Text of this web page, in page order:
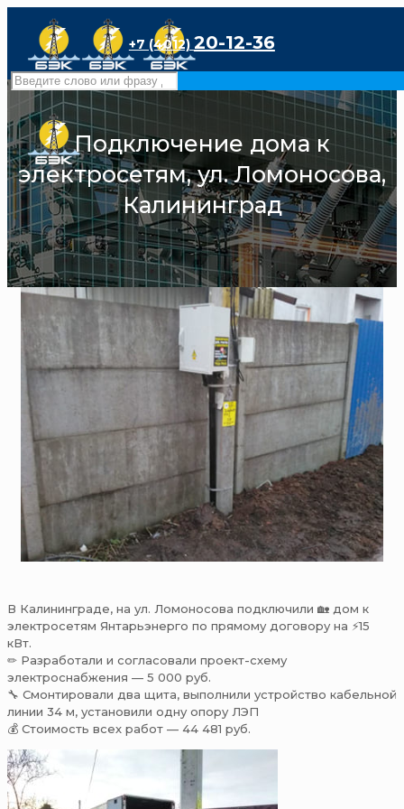
+7 (4012) 20-12-36
Подключение дома к
электросетям, ул. Ломоносова,
Калининград
В Калининграде, на ул. Ломоносова подключили 🏡 дом к
электросетям Янтарьэнерго по прямому договору на ⚡15
кВт.
✏ Разработали и согласовали проект-схему
электроснабжения — 5 000 руб.
🔧 Смонтировали два щита, выполнили устройство кабельной
линии 34 м, установили одну опору ЛЭП
💰 Стоимость всех работ — 44 481 руб.